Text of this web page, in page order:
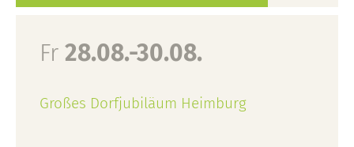
Fr 28.08.-30.08.
Großes Dorfjubiläum Heimburg